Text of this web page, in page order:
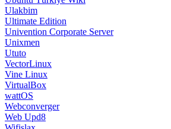
Ulakbim
Ultimate Edition
Univention Corporate Server
Unixmen
Ututo
VectorLinux
Vine Linux
VirtualBox
wattOS
Webconverger
Web Upd8